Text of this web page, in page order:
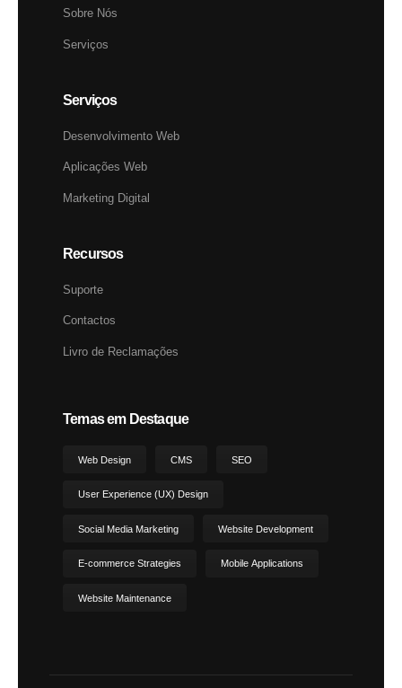
Sobre Nós
Serviços
Serviços
Desenvolvimento Web
Aplicações Web
Marketing Digital
Recursos
Suporte
Contactos
Livro de Reclamações
Temas em Destaque
Web Design CMS SEO
User Experience (UX) Design
Social Media Marketing Website Development
E-commerce Strategies Mobile Applications
Website Maintenance